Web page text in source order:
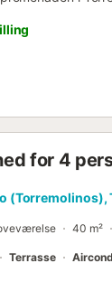
og meget
Elegant
en dag får lyst
Køkkenet har
nu og nyd
de store
for 4
40 m²
Terrasse